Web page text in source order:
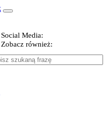
Social Media:
Zobacz również: